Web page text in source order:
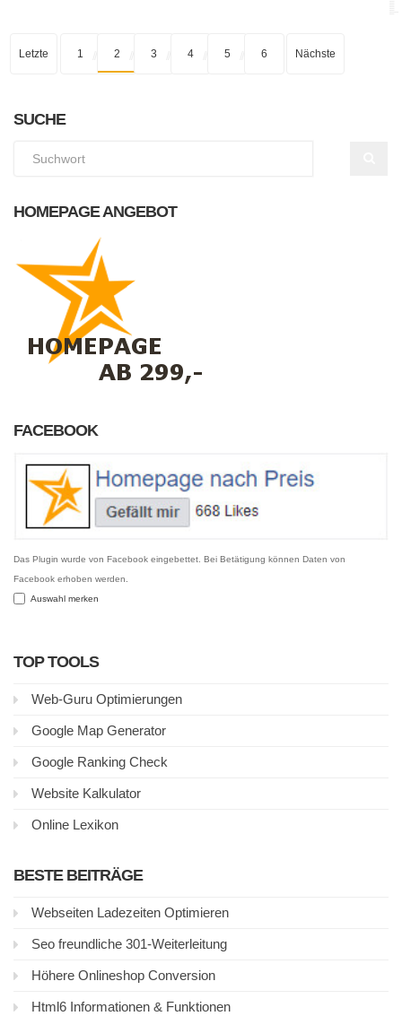
Letzte 1 2 3 4 5 6 Nächste
SUCHE
HOMEPAGE ANGEBOT
FACEBOOK
Das Plugin wurde von Facebook eingebettet. Bei Betätigung können Daten von
Facebook erhoben werden.
Auswahl merken
TOP TOOLS
Web-Guru Optimierungen
Google Map Generator
Google Ranking Check
Website Kalkulator
Online Lexikon
BESTE BEITRÄGE
Webseiten Ladezeiten Optimieren
Seo freundliche 301-Weiterleitung
Höhere Onlineshop Conversion
Html6 Informationen & Funktionen